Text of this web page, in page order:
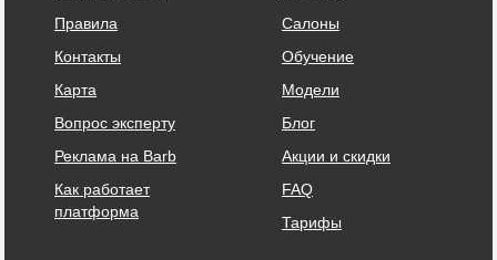
Правила
Контакты
Карта
Вопрос эксперту
Реклама на Barb
Как работает
платформа
Салоны
Обучение
Модели
Блог
Акции и скидки
FAQ
Тарифы